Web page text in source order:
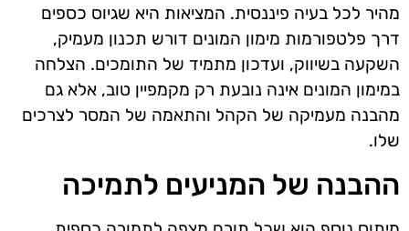
מהיר לכל בעיה פיננסית. המציאות היא שגיוס כספים
דרך פלטפורמות מימון המונים דורש תכנון מעמיק,
השקעה בשיווק, ועדכון מתמיד של התומכים. הצלחה
במימון המונים אינה נובעת רק מקמפיין טוב, אלא גם
מהבנה מעמיקה של הקהל והתאמה של המסר לצרכים
שלו.
ההבנה של המניעים לתמיכה